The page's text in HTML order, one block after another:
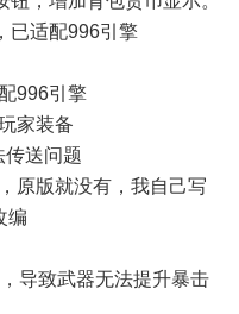
已适配996引擎
996引擎
家装备
传送问题
原版就没有，我自己写
编
导致武器无法提升暴击